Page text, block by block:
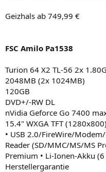
Geizhals ab 749,99 €
FSC Amilo Pa1538
Turion 64 X2 TL-56 2x
2048MB (2x 1024MB)
120GB
DVD+/-RW DL
nVidia Geforce Go 7400
15.4" WXGA TFT (1280x800)
• USB 2.0/FireWire/
Reader (SD/MMC/MS/MS
Premium • Li-Ionen-Akku
Herstellergarantie